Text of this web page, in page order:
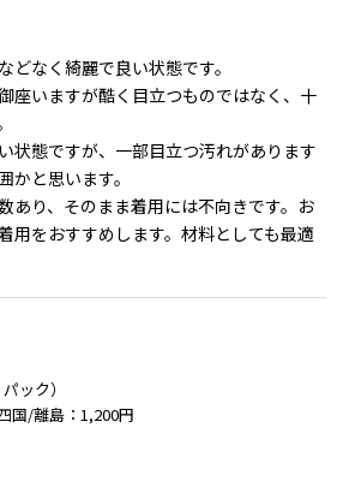
なく綺麗で良い状態です。
座いますが酷く目立つものではなく、十
状態ですが、一部目立つ汚れがあります
かと思います。
あり、そのまま着用には不向きです。お
用をおすすめします。材料としても最適
ック）
国/離島：1,200円